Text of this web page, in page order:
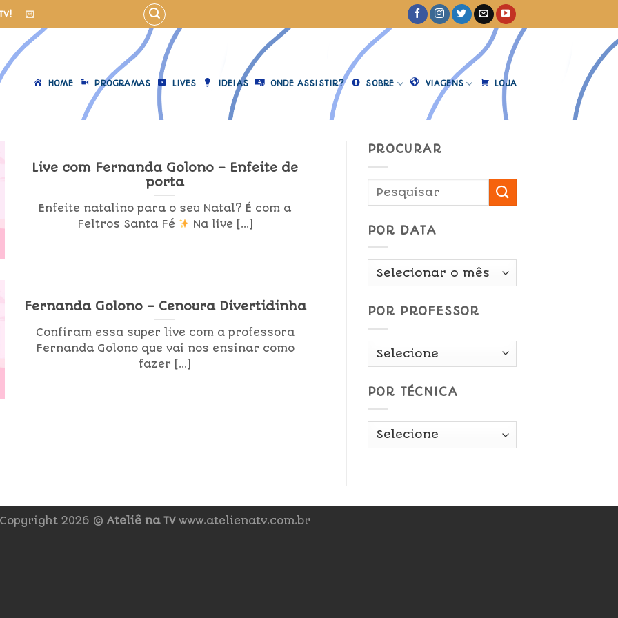
HOME PROGRAMAS LIVES IDEIAS ONDE ASSISTIR? SOBRE VIAGENS LOJA
Live com Fernanda Golono – Enfeite de
porta
Enfeite natalino para o seu Natal? É com a
Feltros Santa Fé
Na live [...]
Fernanda Golono – Cenoura Divertidinha
Confiram essa super live com a professora
Fernanda Golono que vai nos ensinar como
fazer [...]
PROCURAR
POR DATA
Por
POR PROFESSOR
POR TÉCNICA
2026 © Ateliê na TVwww.atelienatv.com.br